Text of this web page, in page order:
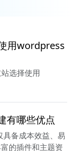
用wordpress
选择使用
有哪些优点
备成本效益、易
的插件和主题资